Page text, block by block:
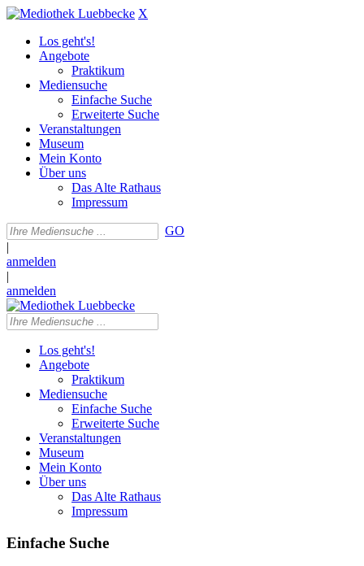
X
Los geht's!
Angebote
Praktikum
Mediensuche
Einfache Suche
Erweiterte Suche
Veranstaltungen
Museum
Mein Konto
Über uns
Das Alte Rathaus
Impressum
GO
|
anmelden
|
anmelden
Los geht's!
Angebote
Praktikum
Mediensuche
Einfache Suche
Erweiterte Suche
Veranstaltungen
Museum
Mein Konto
Über uns
Das Alte Rathaus
Impressum
Einfache Suche